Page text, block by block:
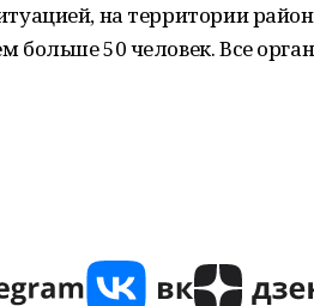
на территории
больше 50 человек. Все